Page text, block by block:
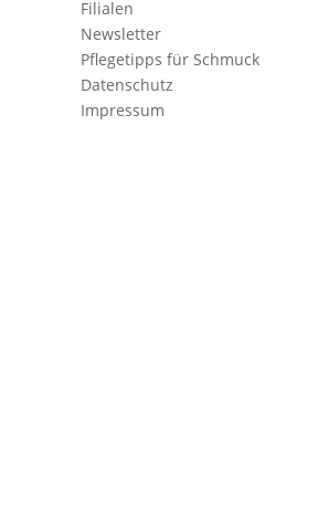
Filialen
Newsletter
Pflegetipps für Schmuck
Datenschutz
Impressum